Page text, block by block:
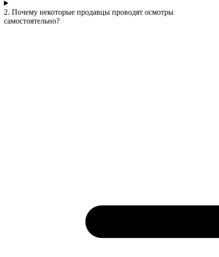
2. Почему некоторые продавцы проводят осмотры
самостоятельно?